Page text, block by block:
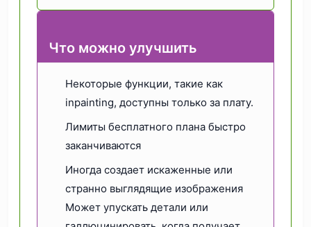
Что можно улучшить
Некоторые функции, такие как
inpainting, доступны только за плату.
Лимиты бесплатного плана быстро
заканчиваются
Иногда создает искаженные или
странно выглядящие изображения
Может упускать детали или